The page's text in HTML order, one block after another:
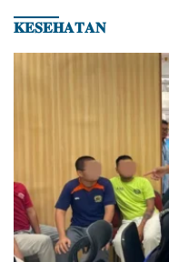
𝐊𝐄𝐒𝐄𝐇𝐀𝐓𝐀𝐍